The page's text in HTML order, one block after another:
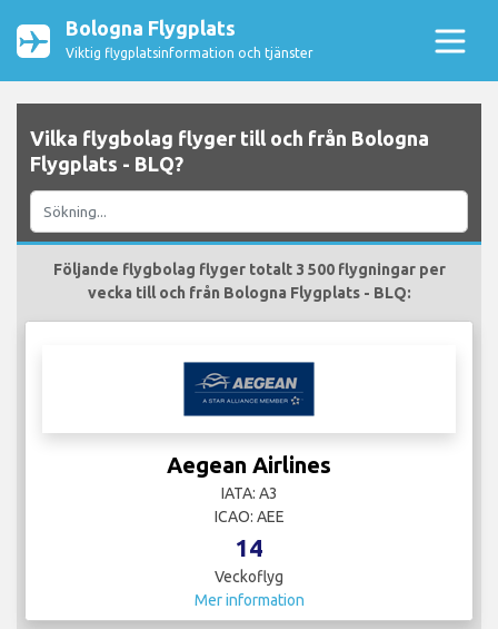
Bologna Flygplats
Viktig flygplatsinformation och tjänster
Vilka flygbolag flyger till och från Bologna
Flygplats - BLQ?
Följande flygbolag flyger totalt 3 500 flygningar per
vecka till och från Bologna Flygplats - BLQ:
Aegean Airlines
IATA: A3
ICAO: AEE
14
Veckoflyg
Mer information